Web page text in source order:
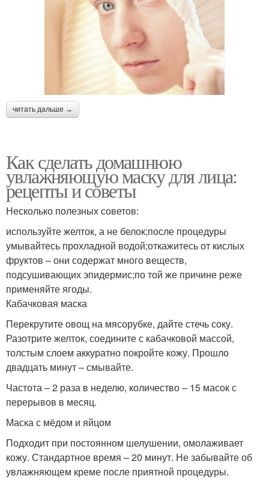
читать дальше →
Как сделать домашнюю
увлажняющую маску для лица:
рецепты и советы
Несколько полезных советов:
используйте желток, а не белок;после процедуры
умывайтесь прохладной водой;откажитесь от кислых
фруктов – они содержат много веществ,
подсушивающих эпидермис;по той же причине реже
применяйте ягоды.
Кабачковая маска
Перекрутите овощ на мясорубке, дайте стечь соку.
Разотрите желток, соедините с кабачковой массой,
толстым слоем аккуратно покройте кожу. Прошло
двадцать минут – смывайте.
Частота – 2 раза в неделю, количество – 15 масок с
перерывов в месяц.
Маска с мёдом и яйцом
Подходит при постоянном шелушении, омолаживает
кожу. Стандартное время – 20 минут. Не забывайте об
увлажняющем креме после приятной процедуры.